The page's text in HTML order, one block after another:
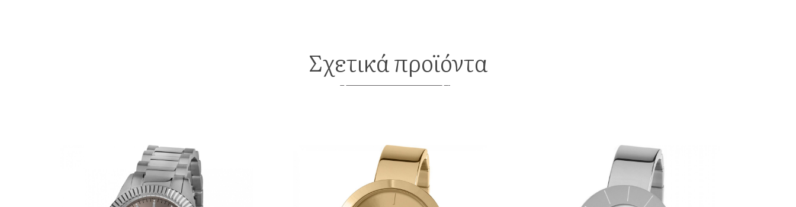
Σχετικά προϊόντα